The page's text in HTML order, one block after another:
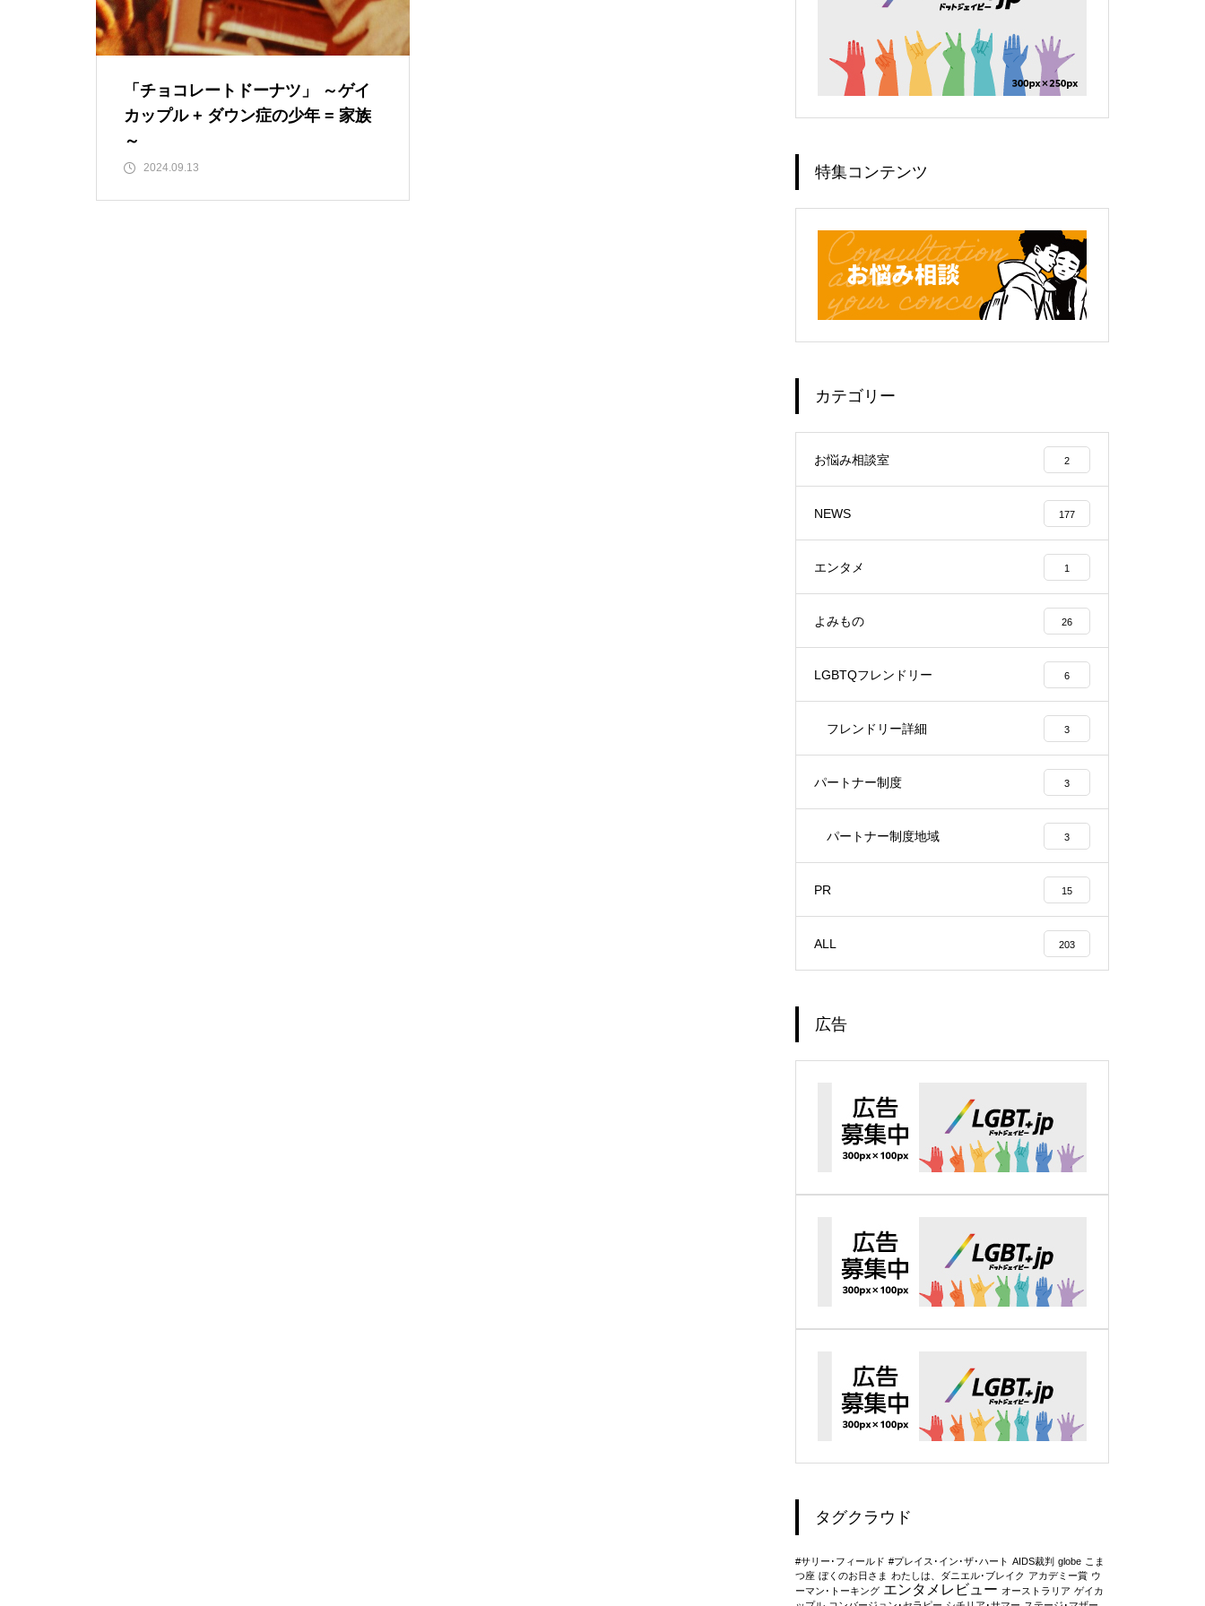
「チョコレートドーナツ」 ～ゲイ
カップル + ダウン症の少年 = 家族
～
2024.09.13 特集コンテンツ
カテゴリー
お悩み相談室 2
NEWS 177
エンタメ 1
よみもの 26
LGBTQフレンドリー 6
フレンドリー詳細 3
パートナー制度 3
パートナー制度地域 3
PR 15
ALL 203
広告
タグクラウド
#サリー･フィールド #プレイス･イン･ザ･ハート AIDS裁判 globe こま
つ座 ぼくのお日さま わたしは、ダニエル･ブレイク アカデミー賞 ウ
ーマン･トーキング エンタメレビュー オーストラリア ゲイカ